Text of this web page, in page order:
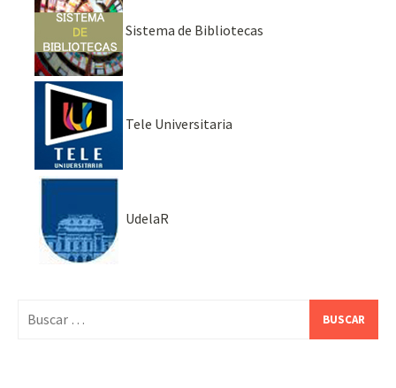
Sistema de Bibliotecas
Tele Universitaria
UdelaR